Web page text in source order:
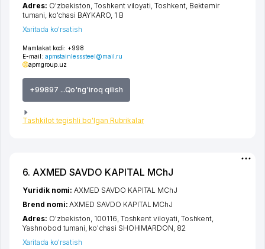
Mamlakat kodi: +998
E-mail: apmstainlesssteel@mail.ru
apmgroup.uz
+99897 ...Qo'ng'iroq qilish
Tashkilot tegishli bo'lgan Rubrikalar
Adres: O'zbekiston,Toshkent viloyati ,Toshkent, Bektemir
tumani ko'chasi BAYKARO, 1 B
Xaritada ko'rsatish
6. AXMED SAVDO KAPITAL MChJ
Yuridik nomi:AXMED SAVDO KAPITAL MChJ
Brend nomi:AXMED SAVDO KAPITAL MChJ
Adres: O'zbekiston, 100116, Toshkent viloyati, Toshkent,
Yashnobod tumani, ko'chasi SHOHIMARDON, 82
Xaritada ko'rsatish